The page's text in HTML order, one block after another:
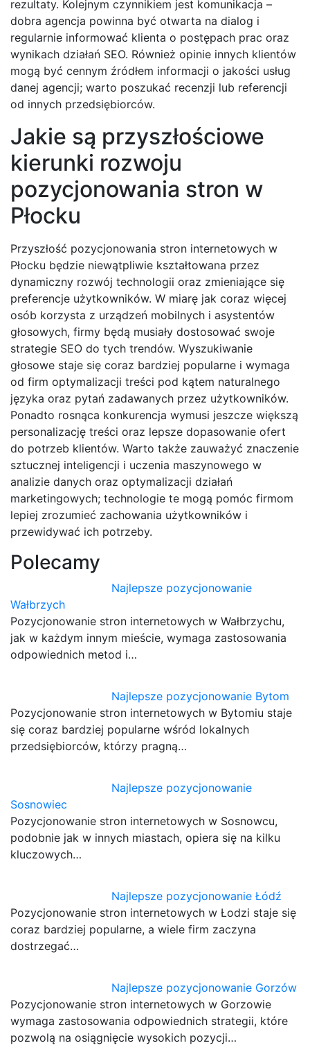
rezultaty. Kolejnym czynnikiem jest komunikacja –
dobra agencja powinna być otwarta na dialog i
regularnie informować klienta o postępach prac oraz
wynikach działań SEO. Również opinie innych klientów
mogą być cennym źródłem informacji o jakości usług
danej agencji; warto poszukać recenzji lub referencji
od innych przedsiębiorców.
Jakie są przyszłościowe
kierunki rozwoju
pozycjonowania stron w
Płocku
Przyszłość pozycjonowania stron internetowych w
Płocku będzie niewątpliwie kształtowana przez
dynamiczny rozwój technologii oraz zmieniające się
preferencje użytkowników. W miarę jak coraz więcej
osób korzysta z urządzeń mobilnych i asystentów
głosowych, firmy będą musiały dostosować swoje
strategie SEO do tych trendów. Wyszukiwanie
głosowe staje się coraz bardziej popularne i wymaga
od firm optymalizacji treści pod kątem naturalnego
języka oraz pytań zadawanych przez użytkowników.
Ponadto rosnąca konkurencja wymusi jeszcze większą
personalizację treści oraz lepsze dopasowanie ofert
do potrzeb klientów. Warto także zauważyć znaczenie
sztucznej inteligencji i uczenia maszynowego w
analizie danych oraz optymalizacji działań
marketingowych; technologie te mogą pomóc firmom
lepiej zrozumieć zachowania użytkowników i
przewidywać ich potrzeby.
Polecamy
Najlepsze pozycjonowanie
Wałbrzych
Pozycjonowanie stron internetowych w Wałbrzychu,
jak w każdym innym mieście, wymaga zastosowania
odpowiednich metod i…
Najlepsze pozycjonowanie Bytom
Pozycjonowanie stron internetowych w Bytomiu staje
się coraz bardziej popularne wśród lokalnych
przedsiębiorców, którzy pragną…
Najlepsze pozycjonowanie
Sosnowiec
Pozycjonowanie stron internetowych w Sosnowcu,
podobnie jak w innych miastach, opiera się na kilku
kluczowych…
Najlepsze pozycjonowanie Łódź
Pozycjonowanie stron internetowych w Łodzi staje się
coraz bardziej popularne, a wiele firm zaczyna
dostrzegać…
Najlepsze pozycjonowanie Gorzów
Pozycjonowanie stron internetowych w Gorzowie
wymaga zastosowania odpowiednich strategii, które
pozwolą na osiągnięcie wysokich pozycji…